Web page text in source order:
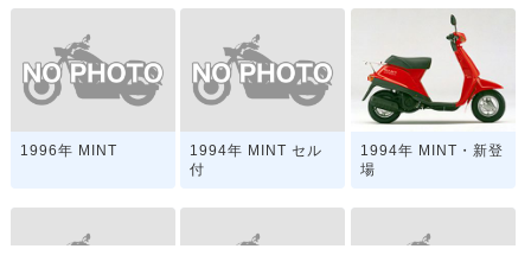
1996年 MINT
1994年 MINT セル
付
1994年 MINT・新登
場